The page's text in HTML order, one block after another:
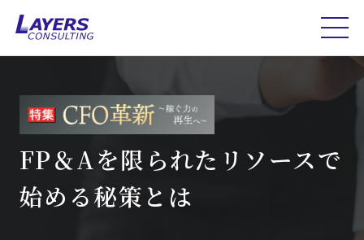
FP＆Aを限られたリソースで
始める秘策とは